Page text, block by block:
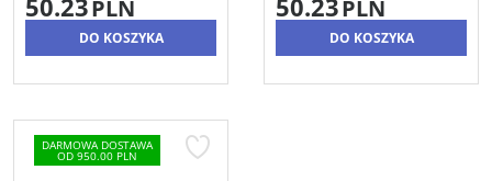
50.23PLN
DO KOSZYKA
50.23PLN
DO KOSZYKA
DARMOWA DOSTAWA
OD 950.00 PLN